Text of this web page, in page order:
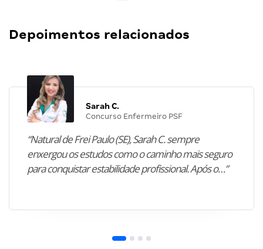
Depoimentos relacionados
Sarah C.
Concurso Enfermeiro PSF
“Natural de Frei Paulo (SE), Sarah C. sempre
enxergou os estudos como o caminho mais seguro
para conquistar estabilidade profissional. Após o…”